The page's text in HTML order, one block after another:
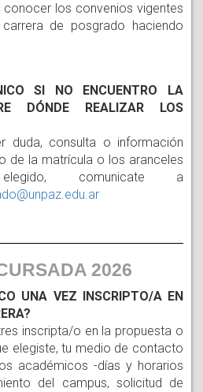
conocer los convenios vigentes
SI NO ENCUENTRO LA
DÓNDE REALIZAR LOS
duda, consulta o información
de la matrícula o los aranceles
2026
UNA VEZ INSCRIPTO/A EN
inscripta/o en la propuesta o
elegiste, tu medio de contacto
académicos -días y horarios
del campus, solicitud de